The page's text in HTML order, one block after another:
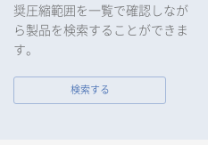
奨圧縮範囲を一覧で確認しなが
ら製品を検索することができま
す。
検索する